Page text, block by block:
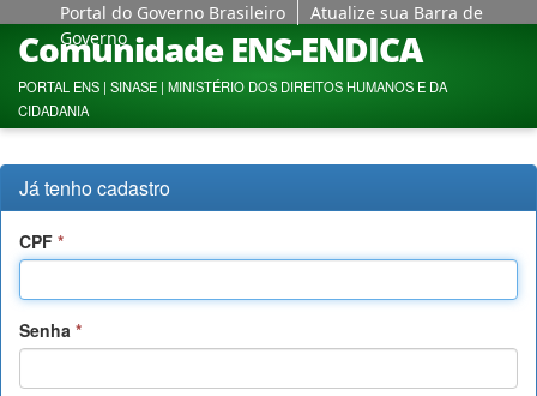
Portal do Governo Brasileiro
Atualize sua Barra de
Governo
Comunidade ENS-ENDICA
PORTAL ENS | SINASE | MINISTÉRIO DOS DIREITOS HUMANOS E DA
CIDADANIA
Já tenho cadastro
CPF
Senha